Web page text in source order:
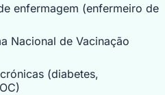
enfermagem (enfermeiro de
Nacional de Vacinação
(diabetes,